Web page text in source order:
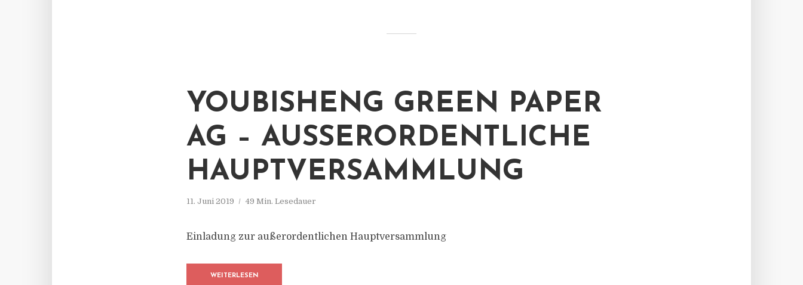
YOUBISHENG GREEN PAPER
AG – AUSSERORDENTLICHE H
AUPTVERSAMMLUNG
11. Juni 2019 49 Min. Lesedauer
Einladung zur außerordentlichen Hauptversammlung
WEITERLESEN